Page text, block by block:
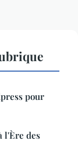
pour
l'Ère des